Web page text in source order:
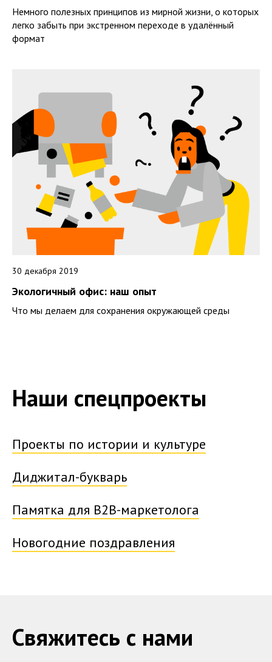
Немного полезных принципов из мирной жизни, о которых
легко забыть при экстренном переходе в удалённый
формат
30 декабря 2019
Экологичный офис: наш опыт
Что мы делаем для сохранения окружающей среды
Наши спецпроекты
Проекты по истории и культуре
Диджитал-букварь
Памятка для B2B-маркетолога
Новогодние поздравления
Свяжитесь с нами